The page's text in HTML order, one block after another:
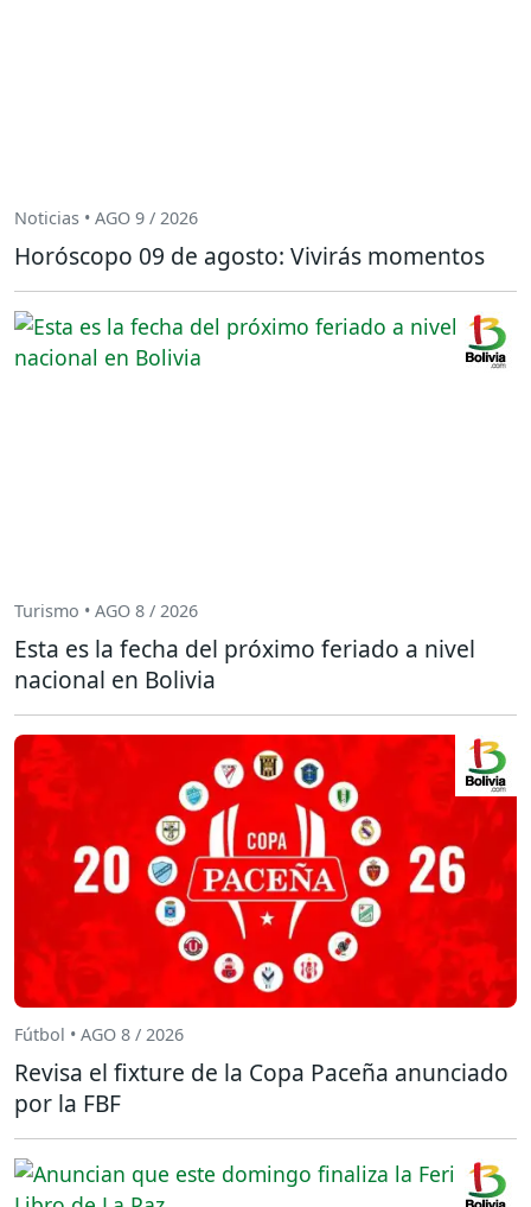
Noticias • AGO 9 / 2026
Horóscopo 09 de agosto: Vivirás momentos
Turismo • AGO 8 / 2026
Esta es la fecha del próximo feriado a nivel
nacional en Bolivia
Fútbol • AGO 8 / 2026
Revisa el fixture de la Copa Paceña anunciado
por la FBF